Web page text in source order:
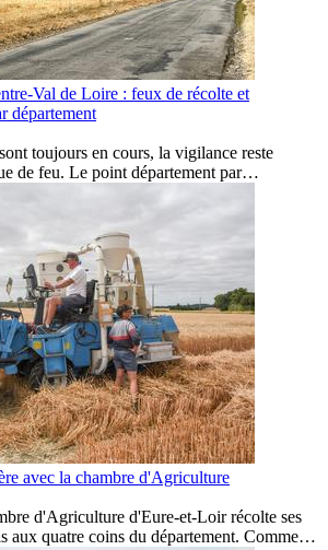
Val de Loire : feux de récolte et
département
toujours en cours, la vigilance reste
de feu. Le point département par…
avec la chambre d'Agriculture
d'Agriculture d'Eure-et-Loir récolte ses
aux quatre coins du département. Comme…